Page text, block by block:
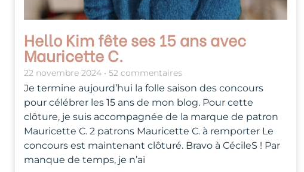
Hello Kim fête ses 15 ans avec
Mauricette C.
22 novembre 2024 52 commentaires
Je termine aujourd’hui la folle saison des concours
pour célébrer les 15 ans de mon blog. Pour cette
clôture, je suis accompagnée de la marque de patron
Mauricette C. 2 patrons Mauricette C. à remporter Le
concours est maintenant clôturé. Bravo à CécileS ! Par
manque de temps, je n’ai